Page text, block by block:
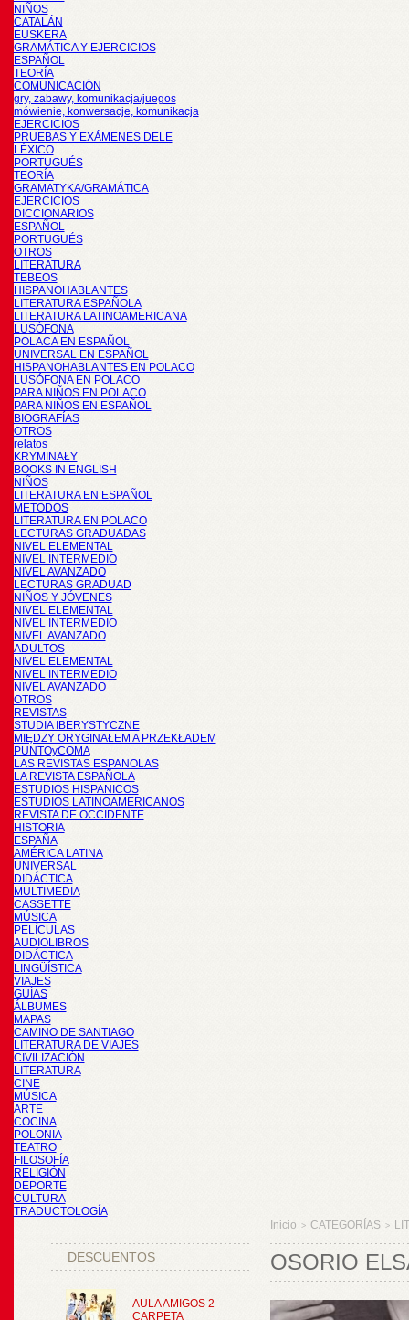
NIÑOS
CATALÁN
EUSKERA
GRAMÁTICA Y EJERCICIOS
ESPAÑOL
TEORÍA
COMUNICACIÓN
gry, zabawy, komunikacja/juegos
mówienie, konwersacje, komunikacja
EJERCICIOS
PRUEBAS Y EXÁMENES DELE
LÉXICO
PORTUGUÉS
TEORÍA
GRAMATYKA/GRAMÁTICA
EJERCICIOS
DICCIONARIOS
ESPAÑOL
PORTUGUÉS
OTROS
LITERATURA
TEBEOS
HISPANOHABLANTES
LITERATURA ESPAÑOLA
LITERATURA LATINOAMERICANA
LUSÓFONA
POLACA EN ESPAÑOL
UNIVERSAL EN ESPAÑOL
HISPANOHABLANTES EN POLACO
LUSÓFONA EN POLACO
PARA NIÑOS EN POLACO
PARA NIÑOS EN ESPAÑOL
BIOGRAFÍAS
OTROS
relatos
KRYMINAŁY
BOOKS IN ENGLISH
NIÑOS
LITERATURA EN ESPAÑOL
METODOS
LITERATURA EN POLACO
LECTURAS GRADUADAS
NIVEL ELEMENTAL
NIVEL INTERMEDIO
NIVEL AVANZADO
LECTURAS GRADUAD
NIÑOS Y JÓVENES
NIVEL ELEMENTAL
NIVEL INTERMEDIO
NIVEL AVANZADO
ADULTOS
NIVEL ELEMENTAL
NIVEL INTERMEDIO
NIVEL AVANZADO
OTROS
REVISTAS
STUDIA IBERYSTYCZNE
MIĘDZY ORYGINAŁEM A PRZEKŁADEM
PUNTOyCOMA
LAS REVISTAS ESPANOLAS
LA REVISTA ESPAÑOLA
ESTUDIOS HISPANICOS
ESTUDIOS LATINOAMERICANOS
REVISTA DE OCCIDENTE
HISTORIA
ESPAÑA
AMÉRICA LATINA
UNIVERSAL
DIDÁCTICA
MULTIMEDIA
CASSETTE
MÚSICA
PELÍCULAS
AUDIOLIBROS
DIDÁCTICA
LINGÜÍSTICA
VIAJES
GUÍAS
ÁLBUMES
MAPAS
CAMINO DE SANTIAGO
LITERATURA DE VIAJES
CIVILIZACIÓN
LITERATURA
CINE
MÚSICA
ARTE
COCINA
POLONIA
TEATRO
FILOSOFÍA
RELIGIÓN
DEPORTE
CULTURA
TRADUCTOLOGÍA
DESCUENTOS
AULA AMIGOS 2
CARPETA
Inicio > CATEGORÍAS >
OSORIO